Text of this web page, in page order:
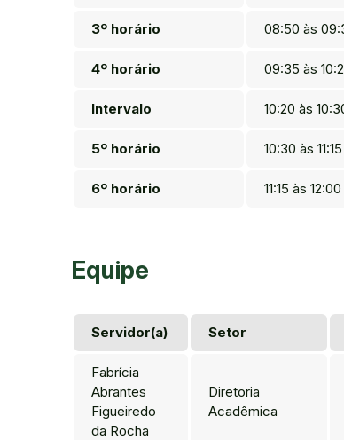
3º horário 08:50 às
4º horário 09:35 às
Intervalo 10:20 às
5º horário 10:30 às 11:15
6º horário 11:15 às 12:00
Equipe
Servidor(a) Setor
Fabrícia
Abrantes
Figueiredo
da Rocha
Diretoria
Acadêmica